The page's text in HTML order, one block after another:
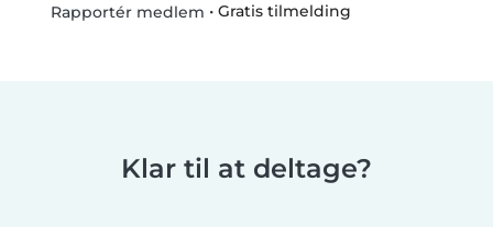
Rapportér medlem • Gratis tilmelding
Klar til at deltage?